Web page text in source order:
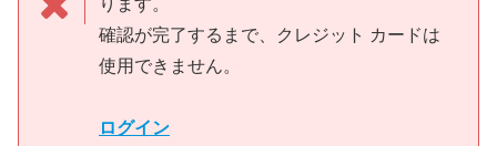
確認が完了するまで、クレジット カードは
使用できません。
ログイン